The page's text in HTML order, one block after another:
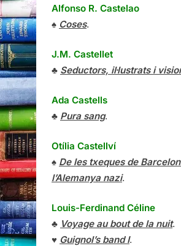
Alfonso R. Castelao
♠ Coses.
J.M. Castellet
♣ Seductors, il·lustrats i
Ada Castells
♣ Pura sang.
Otília Castellví
♠ De les txeques de
l’Alemanya nazi.
Louis-Ferdinand Céline
♣ Voyage au bout de la nuit.
♥ Guignol’s band I.